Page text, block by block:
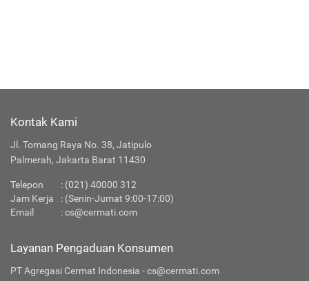
Kontak Kami
Jl. Tomang Raya No. 38, Jatipulo
Palmerah, Jakarta Barat 11430
Telepon : (021) 40000 312
Jam Kerja
: (Senin-Jumat 9:00-17:00)
Email
:cs@cermati.com
Layanan Pengaduan Konsumen
PT Agregasi Cermat Indonesia - cs@cermati.com